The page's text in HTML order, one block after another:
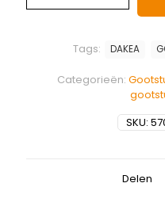
SKU:
Categorieën:
Tags: DAKEA
Delen